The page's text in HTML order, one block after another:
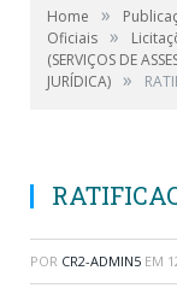
Home »
Oficiais »
(SERVIÇOS DE
JURÍDICA) »
POR CR2-ADMIN5 EM